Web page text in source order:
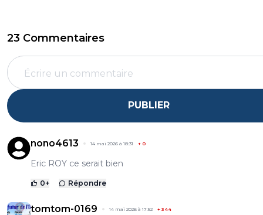
23 Commentaires
PUBLIER
nono4613 14 mai 2026 à 18:31 + 0
Eric ROY ce serait bien
0+ Répondre
tomtom-0169 14 mai 2026 à 17:52 + 344